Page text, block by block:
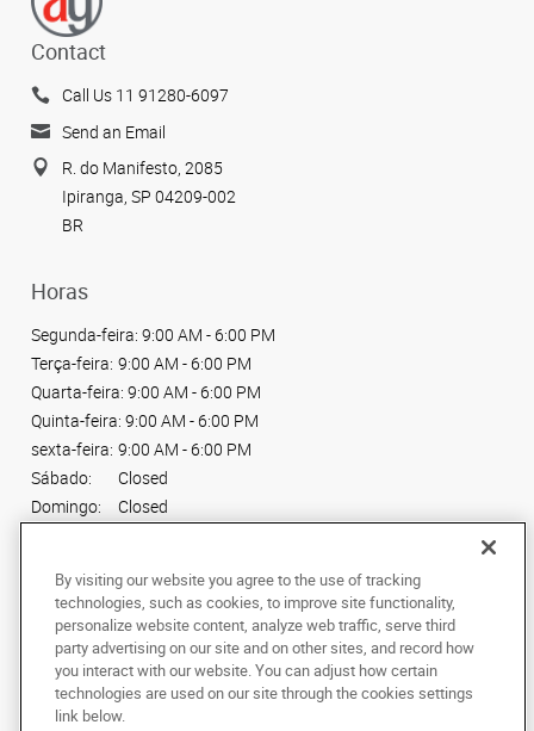
Contact
Call Us 11 91280-6097
Send an Email
R. do Manifesto, 2085
Ipiranga, SP 04209-002
BR
Horas
Segunda-feira: 9:00 AM - 6:00 PM
Terça-feira: 9:00 AM - 6:00 PM
Quarta-feira: 9:00 AM - 6:00 PM
Quinta-feira: 9:00 AM - 6:00 PM
sexta-feira: 9:00 AM - 6:00 PM
Sábado:
Closed
Domingo:
Closed
Copyright © 2024 AlphaGraphics Printshops do Brasil. Todos os direitos
reservados.
By visiting our website you agree to the use of tracking
technologies, such as cookies, to improve site functionality,
personalize website content, analyze web traffic, serve third
party advertising on our site and on other sites, and record how
you interact with our website. You can adjust how certain
technologies are used on our site through the cookies settings
link below.